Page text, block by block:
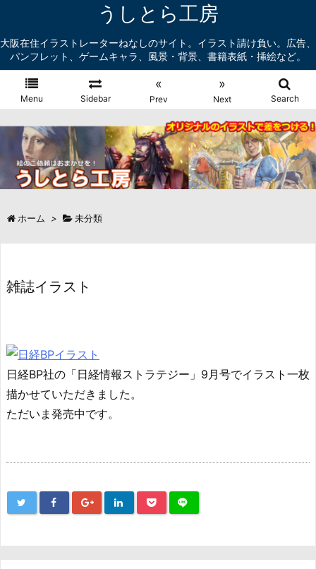
うしとら工房
大阪在住イラストレーターねなしのサイト。イラスト請け負い。広告、
パンフレット、ゲームキャラ、風景・背景、書籍表紙・挿絵など。
Menu Sidebar
«
Prev
»
Next Search
ホーム > 未分類
雑誌イラスト
日経BP社の「日経情報ストラテジー」9月号でイラスト一枚
描かせていただきました。
ただいま発売中です。